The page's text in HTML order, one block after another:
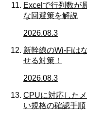
Excelで行列数が
な回避策を解説
2026.08.3
新幹線のWi-Fiは
せる対策！
2026.08.3
CPUに対応した
い規格の確認手順